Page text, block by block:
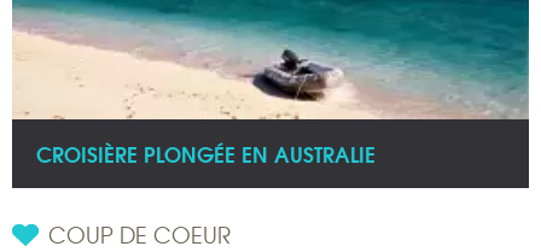
CROISIÈRE PLONGÉE EN AUSTRALIE
COUP DE COEUR